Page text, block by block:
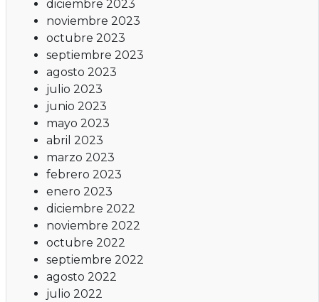
diciembre 2023
noviembre 2023
octubre 2023
septiembre 2023
agosto 2023
julio 2023
junio 2023
mayo 2023
abril 2023
marzo 2023
febrero 2023
enero 2023
diciembre 2022
noviembre 2022
octubre 2022
septiembre 2022
agosto 2022
julio 2022